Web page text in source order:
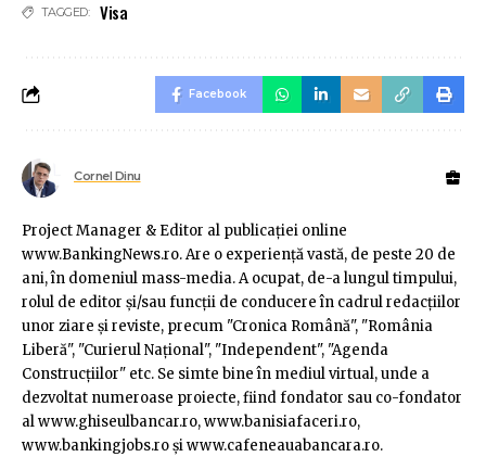
TAGGED: Visa
Facebook
Cornel Dinu
Project Manager & Editor al publicaţiei online
www.BankingNews.ro. Are o experienţă vastă, de peste 20 de
ani, în domeniul mass-media. A ocupat, de-a lungul timpului,
rolul de editor şi/sau funcţii de conducere în cadrul redacţiilor
unor ziare şi reviste, precum "Cronica Română", "România
Liberă", "Curierul Naţional", "Independent", "Agenda
Construcţiilor" etc. Se simte bine în mediul virtual, unde a
dezvoltat numeroase proiecte, fiind fondator sau co-fondator
al www.ghiseulbancar.ro, www.banisiafaceri.ro,
www.bankingjobs.ro şi www.cafeneauabancara.ro.